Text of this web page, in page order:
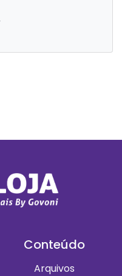
Conteúdo
Arquivos